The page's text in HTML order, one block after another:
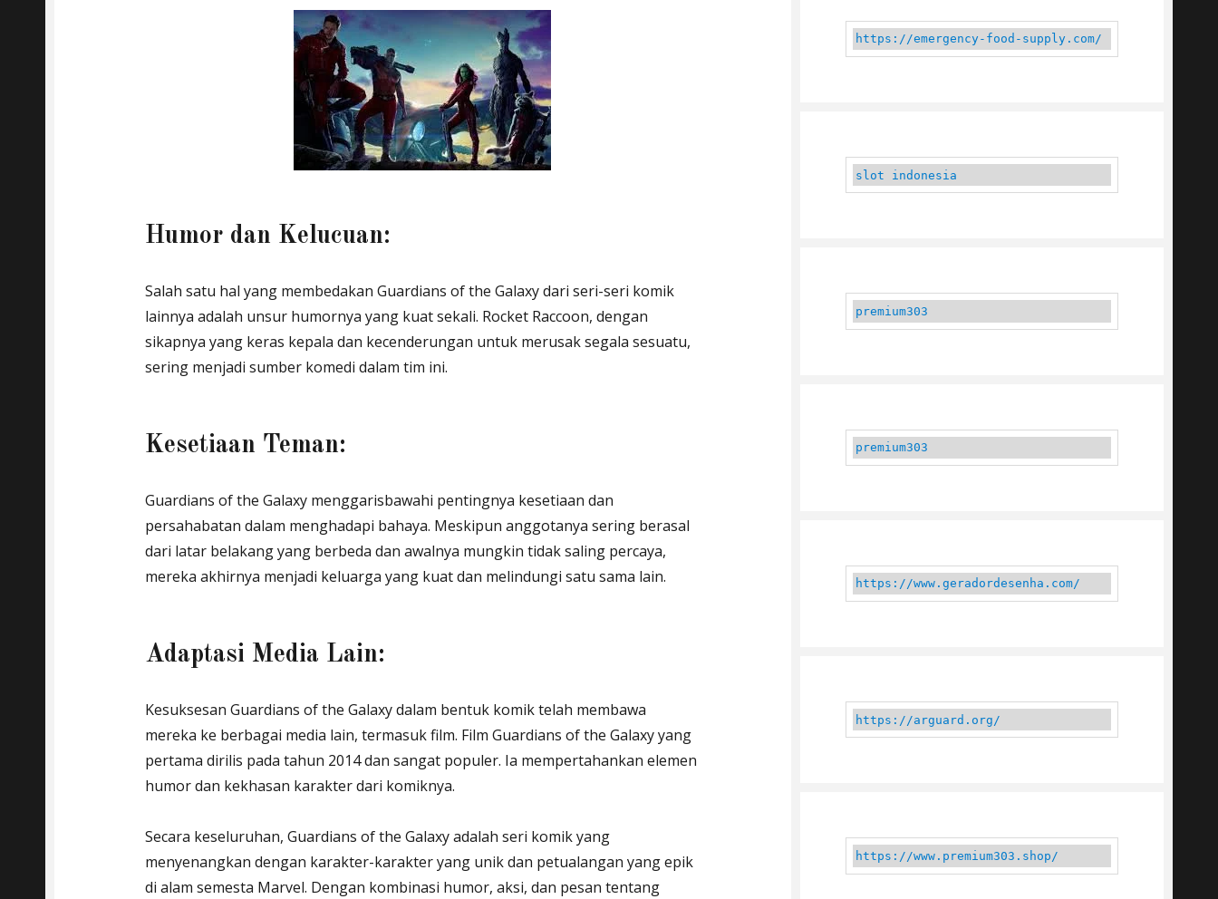
Humor dan Kelucuan:
Salah satu hal yang membedakan Guardians of the Galaxy dari seri-seri komik
lainnya adalah unsur humornya yang kuat sekali. Rocket Raccoon, dengan
sikapnya yang keras kepala dan kecenderungan untuk merusak segala sesuatu,
sering menjadi sumber komedi dalam tim ini.
Kesetiaan Teman:
Guardians of the Galaxy menggarisbawahi pentingnya kesetiaan dan
persahabatan dalam menghadapi bahaya. Meskipun anggotanya sering berasal
dari latar belakang yang berbeda dan awalnya mungkin tidak saling percaya,
mereka akhirnya menjadi keluarga yang kuat dan melindungi satu sama lain.
Adaptasi Media Lain:
Kesuksesan Guardians of the Galaxy dalam bentuk komik telah membawa
mereka ke berbagai media lain, termasuk film. Film Guardians of the Galaxy yang
pertama dirilis pada tahun 2014 dan sangat populer. Ia mempertahankan elemen
humor dan kekhasan karakter dari komiknya.
Secara keseluruhan, Guardians of the Galaxy adalah seri komik yang
menyenangkan dengan karakter-karakter yang unik dan petualangan yang epik
di alam semesta Marvel. Dengan kombinasi humor, aksi, dan pesan tentang
https://emergency-food-supply.com/
slot indonesia
premium303
premium303
https://www.geradordesenha.com/
https://arguard.org/
https://www.premium303.shop/